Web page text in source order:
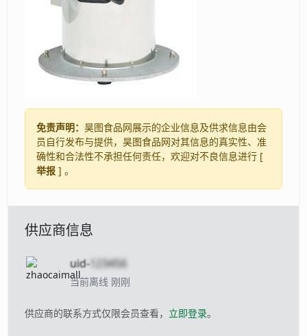
免责声明： 昊图食品网展示的企业信息及供求信息由会
员自行发布与提供，昊图食品网对其信息的真实性、准
确性和合法性不承担任何责任，欢迎对不良信息进行 [
举报 ] 。
供应商信息
uid- 123456
当前离线 刚刚
供应商的联系方式仅限会员查看， 立即登录。